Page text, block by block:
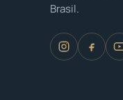
Brasil.